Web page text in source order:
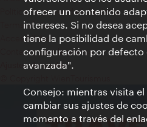
Política de privacidad de datos
Terms of Use
Accesibilidad
Contacto para la prensa
Ajustes de cookie
ofrecer un contenido
intereses. Si no desea
tiene la posibilidad de
configuración por defecto
avanzada".
Consejo: mientras visita
cambiar sus ajustes de
momento a través del